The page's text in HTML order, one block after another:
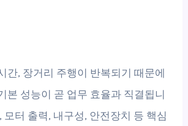
간, 장거리 주행이 반복되기 때문에
본 성능이 곧 업무 효율과 직결됩니
모터 출력, 내구성, 안전장치 등 핵심